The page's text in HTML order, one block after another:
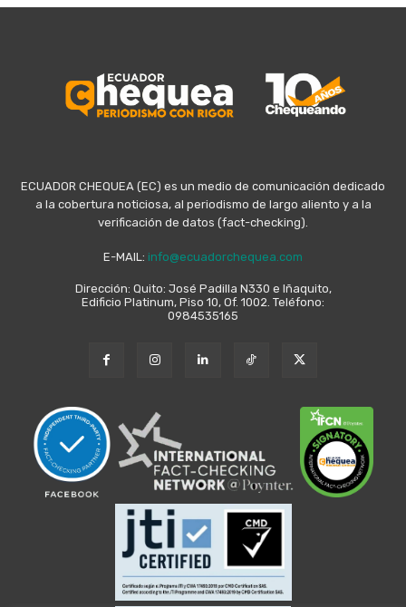
ECUADOR CHEQUEA (EC) es un medio de comunicación dedicado
a la cobertura noticiosa, al periodismo de largo aliento y a la
verificación de datos (fact-checking).
E-MAIL: info@ecuadorchequea.com
Dirección: Quito: José Padilla N330 e Iñaquito,
Edificio Platinum, Piso 10, Of. 1002. Teléfono:
0984535165